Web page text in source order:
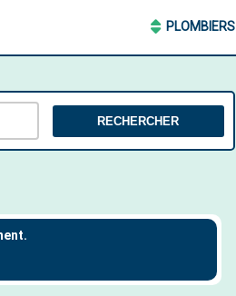
PLOMBIERS
RECHERCHER